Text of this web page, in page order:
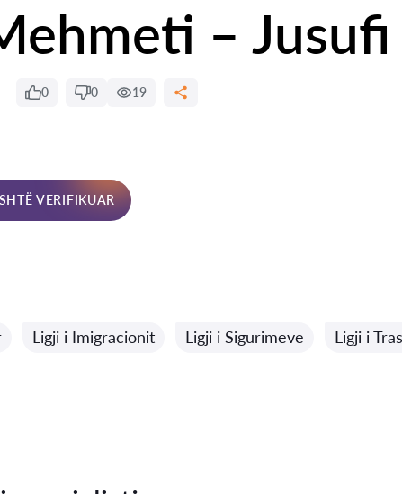
– Jusufi
0 0 19
VERIFIKUAR
Ligji i Imigracionit Ligji i Sigurimeve Ligji i